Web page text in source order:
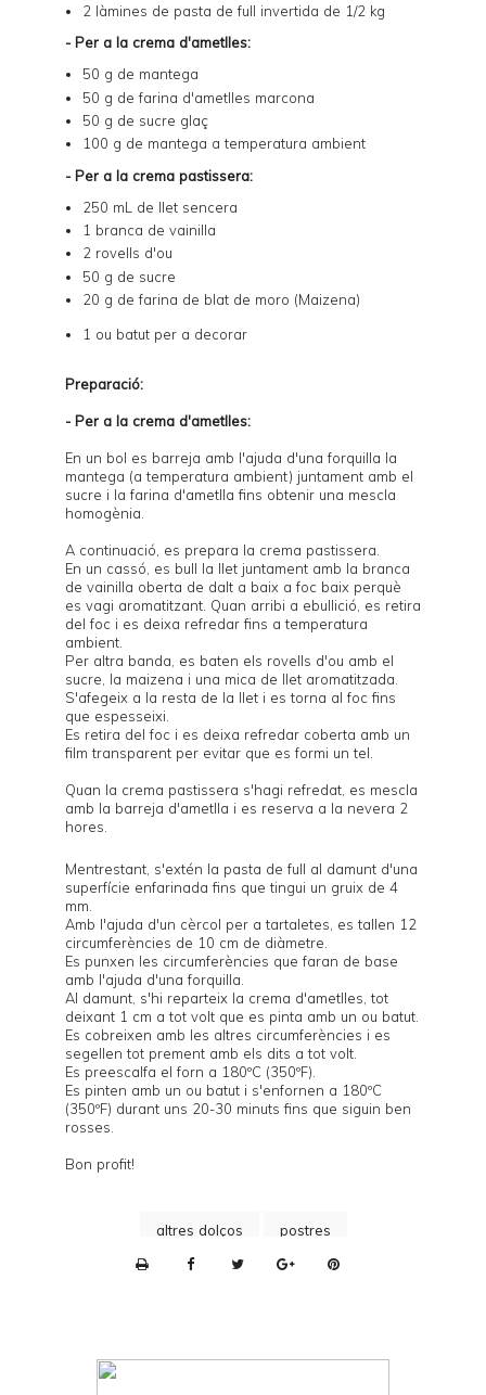
2 làmines de pasta de full invertida de 1/2 kg
- Per a la crema d'ametlles:
50 g de mantega
50 g de farina d'ametlles marcona
50 g de sucre glaç
100 g de mantega a temperatura ambient
- Per a la crema pastissera:
250 mL de llet sencera
1 branca de vainilla
2 rovells d'ou
50 g de sucre
20 g de farina de blat de moro (Maizena)
1 ou batut per a decorar
Preparació:
- Per a la crema d'ametlles:
En un bol es barreja amb l'ajuda d'una forquilla la
mantega (a temperatura ambient) juntament amb el
sucre i la farina d'ametlla fins obtenir una mescla
homogènia.
A continuació, es prepara la crema pastissera.
En un cassó, es bull la llet juntament amb la branca
de vainilla oberta de dalt a baix a foc baix perquè
es vagi aromatitzant. Quan arribi a ebullició, es retira
del foc i es deixa refredar fins a temperatura
ambient.
Per altra banda, es baten els rovells d'ou amb el
sucre, la maizena i una mica de llet aromatitzada.
S'afegeix a la resta de la llet i es torna al foc fins
que espesseixi.
Es retira del foc i es deixa refredar coberta amb un
film transparent per evitar que es formi un tel.
Quan la crema pastissera s'hagi refredat, es mescla
amb la barreja d'ametlla i es reserva a la nevera 2
hores.
Mentrestant, s'extén la pasta de full al damunt d'una
superfície enfarinada fins que tingui un gruix de 4
mm.
Amb l'ajuda d'un cèrcol per a tartaletes, es tallen 12
circumferències de 10 cm de diàmetre.
Es punxen les circumferències que faran de base
amb l'ajuda d'una forquilla.
Al damunt, s'hi reparteix la crema d'ametlles, tot
deixant 1 cm a tot volt que es pinta amb un ou batut.
Es cobreixen amb les altres circumferències i es
segellen tot prement amb els dits a tot volt.
Es preescalfa el forn a 180ºC (350ºF).
Es pinten amb un ou batut i s'enfornen a 180ºC
(350ºF) durant uns 20-30 minuts fins que siguin ben
rosses.
Bon profit!
altres dolços
postres
n